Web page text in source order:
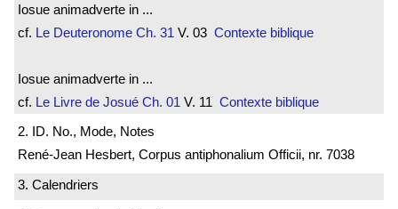
Iosue animadverte in ...
cf. Le Deuteronome Ch. 31 V. 03 Contexte biblique
Iosue animadverte in ...
cf. Le Livre de Josué Ch. 01 V. 11 Contexte biblique
2. ID. No., Mode, Notes
René-Jean Hesbert, Corpus antiphonalium Officii, nr. 7038
3. Calendriers